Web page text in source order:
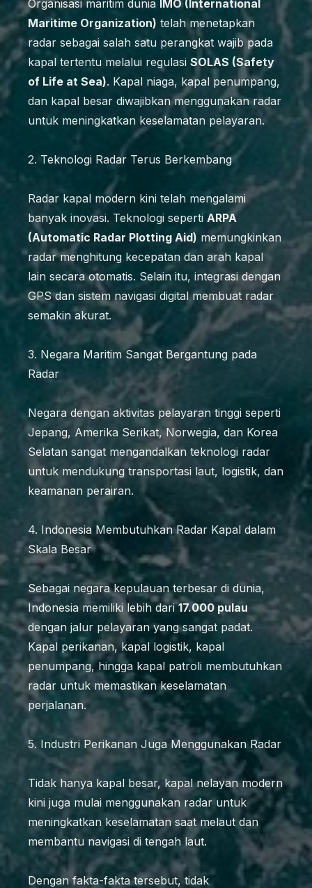
Organisasi maritim dunia IMO (International
Maritime Organization) telah menetapkan
radar sebagai salah satu perangkat wajib pada
kapal tertentu melalui regulasi SOLAS (Safety
of Life at Sea). Kapal niaga, kapal penumpang,
dan kapal besar diwajibkan menggunakan radar
untuk meningkatkan keselamatan pelayaran.
2. Teknologi Radar Terus Berkembang
Radar kapal modern kini telah mengalami
banyak inovasi. Teknologi seperti ARPA
(Automatic Radar Plotting Aid) memungkinkan
radar menghitung kecepatan dan arah kapal
lain secara otomatis. Selain itu, integrasi dengan
GPS dan sistem navigasi digital membuat radar
semakin akurat.
3. Negara Maritim Sangat Bergantung pada
Radar
Negara dengan aktivitas pelayaran tinggi seperti
Jepang, Amerika Serikat, Norwegia, dan Korea
Selatan sangat mengandalkan teknologi radar
untuk mendukung transportasi laut, logistik, dan
keamanan perairan.
4. Indonesia Membutuhkan Radar Kapal dalam
Skala Besar
Sebagai negara kepulauan terbesar di dunia,
Indonesia memiliki lebih dari17.000 pulau
dengan jalur pelayaran yang sangat padat.
Kapal perikanan, kapal logistik, kapal
penumpang, hingga kapal patroli membutuhkan
radar untuk memastikan keselamatan
perjalanan.
5. Industri Perikanan Juga Menggunakan Radar
Tidak hanya kapal besar, kapal nelayan modern
kini juga mulai menggunakan radar untuk
meningkatkan keselamatan saat melaut dan
membantu navigasi di tengah laut.
Dengan fakta-fakta tersebut, tidak